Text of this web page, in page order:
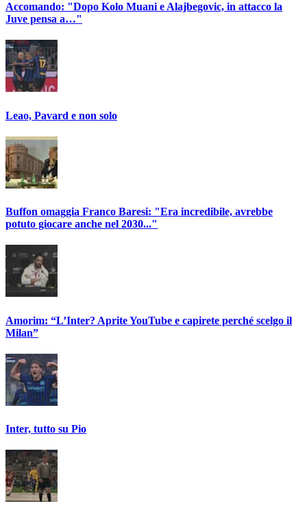
Accomando: "Dopo Kolo Muani e Alajbegovic, in attacco la
Juve pensa a…"
Leao, Pavard e non solo
Buffon omaggia Franco Baresi: "Era incredibile, avrebbe
potuto giocare anche nel 2030..."
Amorim: “L’Inter? Aprite YouTube e capirete perché scelgo il
Milan”
Inter, tutto su Pio